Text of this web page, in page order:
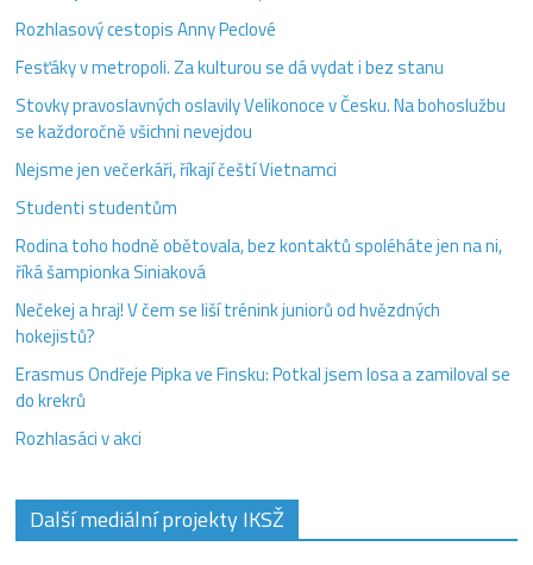
Rozhlasový cestopis Anny Peclové
Fesťáky v metropoli. Za kulturou se dá vydat i bez stanu
Stovky pravoslavných oslavily Velikonoce v Česku. Na bohoslužbu
se každoročně všichni nevejdou
Nejsme jen večerkáři, říkají čeští Vietnamci
Studenti studentům
Rodina toho hodně obětovala, bez kontaktů spoléháte jen na ni,
říká šampionka Siniaková
Nečekej a hraj! V čem se liší trénink juniorů od hvězdných
hokejistů?
Erasmus Ondřeje Pipka ve Finsku: Potkal jsem losa a zamiloval se
do krekrů
Rozhlasáci v akci
Další mediální projekty IKSŽ